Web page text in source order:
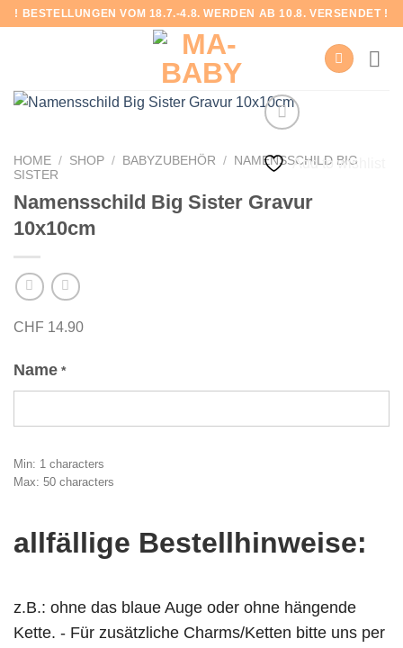
Skip! BESTELLUNGEN VOM 18.7.-4.8. WERDEN AB 10.8. VERSENDET !
Add to wishlist
HOME / SHOP / BABYZUBEHÖR /
NAMENSSCHILD BIG
SISTER
Namensschild Big Sister Gravur
10x10cm
CHF 14.90
Name *
Min: 1 characters
Max: 50 characters
allfällige Bestellhinweise:
z.B.: ohne das blaue Auge oder ohne hängende
Kette. - Für zusätzliche Charms/Ketten bitte uns per